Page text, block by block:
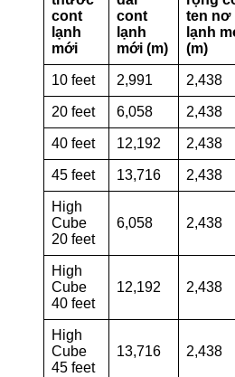
cont
lạnh
mới
cont
lạnh
mới (m)
ten nơ
lạnh
(m)
10 feet 2,991 2,438
20 feet 6,058 2,438
40 feet 12,192 2,438
45 feet 13,716 2,438
High
Cube
20 feet
6,058 2,438
High
Cube
40 feet
12,192 2,438
High
Cube
45 feet
13,716 2,438